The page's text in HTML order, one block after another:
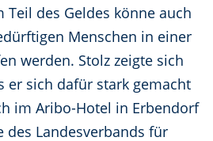
Teil des Geldes könne auch
Menschen in einer
werden. Stolz zeigte sich
er sich dafür stark gemacht
im Aribo-Hotel in Erbendorf
des Landesverbands für